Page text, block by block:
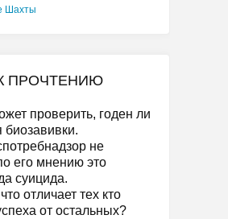
Шахты
ПРОЧТЕНИЮ
проверить, годен ли
биозавивки.
не
его мнению это
суицида.
отличает тех кто
от остальных?